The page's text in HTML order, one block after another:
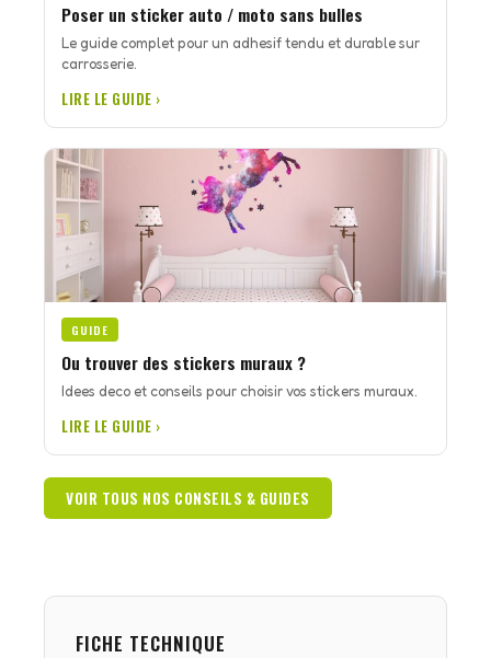
Poser un sticker auto / moto sans bulles
Le guide complet pour un adhesif tendu et durable sur
carrosserie.
LIRE LE GUIDE ›
GUIDE
Ou trouver des stickers muraux ?
Idees deco et conseils pour choisir vos stickers muraux.
LIRE LE GUIDE ›
VOIR TOUS NOS CONSEILS & GUIDES
FICHE TECHNIQUE